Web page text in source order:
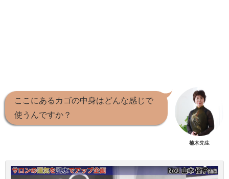
ここにあるカゴの中身はどんな感じで
使うんですか？
楠木先生